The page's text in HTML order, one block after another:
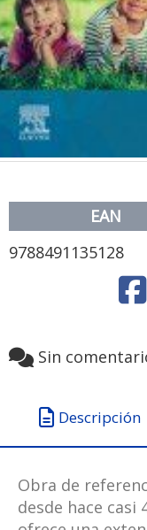
EAN
9788491135128
Sin
Descripción
Obra de
desde hace casi